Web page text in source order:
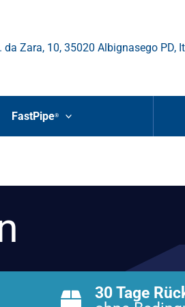
da Zara, 10, 35020 Albignasego PD,
FastPipe®
30 Tage